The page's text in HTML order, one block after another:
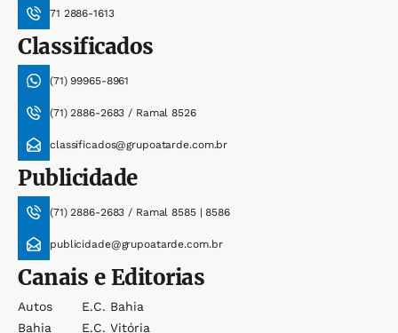
71 2886-1613
Classificados
(71) 99965-8961
(71) 2886-2683 / Ramal 8526
classificados@grupoatarde.com.br
Publicidade
(71) 2886-2683 / Ramal 8585 | 8586
publicidade@grupoatarde.com.br
Canais e Editorias
Autos
Bahia
E.c. Bahia
E.c. Vitória